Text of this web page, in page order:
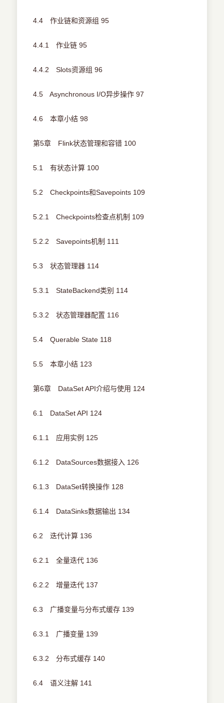
4.4 作业链和资源组 95
4.4.1 作业链 95
4.4.2 Slots资源组 96
4.5 Asynchronous I/O异步操作 97
4.6 本章小结 98
第5章 Flink状态管理和容错 100
5.1 有状态计算 100
5.2 Checkpoints和Savepoints 109
5.2.1 Checkpoints检查点机制 109
5.2.2 Savepoints机制 111
5.3 状态管理器 114
5.3.1 StateBackend类别 114
5.3.2 状态管理器配置 116
5.4 Querable State 118
5.5 本章小结 123
第6章 DataSet API介绍与使用 124
6.1 DataSet API 124
6.1.1 应用实例 125
6.1.2 DataSources数据接入 126
6.1.3 DataSet转换操作 128
6.1.4 DataSinks数据输出 134
6.2 迭代计算 136
6.2.1 全量迭代 136
6.2.2 增量迭代 137
6.3 广播变量与分布式缓存 139
6.3.1 广播变量 139
6.3.2 分布式缓存 140
6.4 语义注解 141